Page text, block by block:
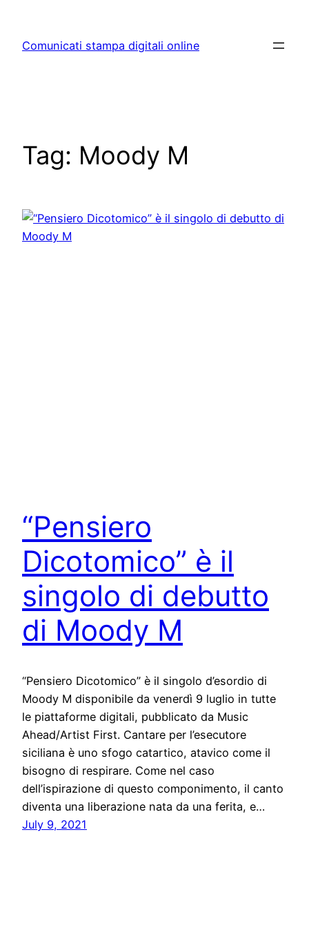
content
Comunicati stampa digitali online
Tag: Moody M
“Pensiero
Dicotomico” è il
singolo di debutto
di Moody M
“Pensiero Dicotomico” è il singolo d’esordio di
Moody M disponibile da venerdì 9 luglio in tutte
le piattaforme digitali, pubblicato da Music
Ahead/Artist First. Cantare per l’esecutore
siciliana è uno sfogo catartico, atavico come il
bisogno di respirare. Come nel caso
dell’ispirazione di questo componimento, il canto
diventa una liberazione nata da una ferita, e…
July 9, 2021